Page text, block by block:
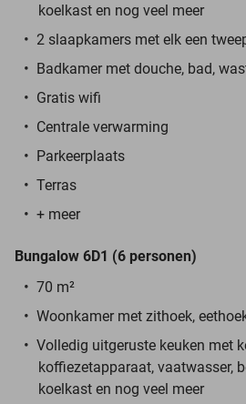
koelkast en nog veel meer
2 slaapkamers met elk een
Badkamer met douche, bad,
Gratis wifi
Centrale verwarming
Parkeerplaats
Terras
+ meer
Bungalow 6D1 (6 personen)
70 m²
Woonkamer met zithoek,
Volledig uitgeruste keuken met
koffiezetapparaat, vaatwasser,
koelkast en nog veel meer